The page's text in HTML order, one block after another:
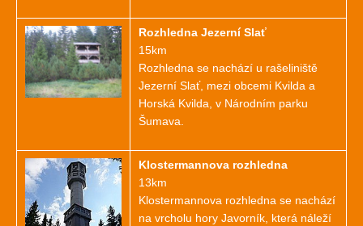
Rozhledna Jezerní Slať
15km
Rozhledna se nachází u rašeliniště
Jezerní Slať, mezi obcemi Kvilda a
Horská Kvilda, v Národním parku
Šumava.
Klostermannova rozhledna
13km
Klostermannova rozhledna se nachází
na vrcholu hory Javorník, která náleží